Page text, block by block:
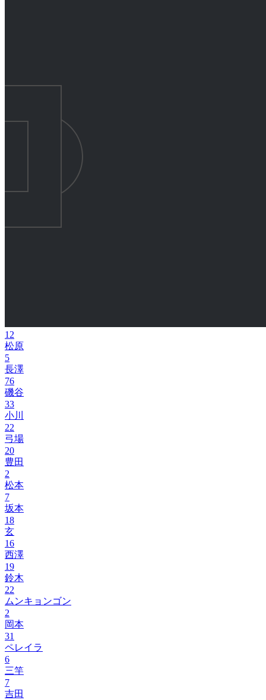
12
松原
5
長澤
76
磯谷
33
小川
22
弓場
20
豊田
2
松本
7
坂本
18
玄
16
西澤
19
鈴木
22
ムンキョンゴン
2
岡本
31
ペレイラ
6
三竿
7
吉田